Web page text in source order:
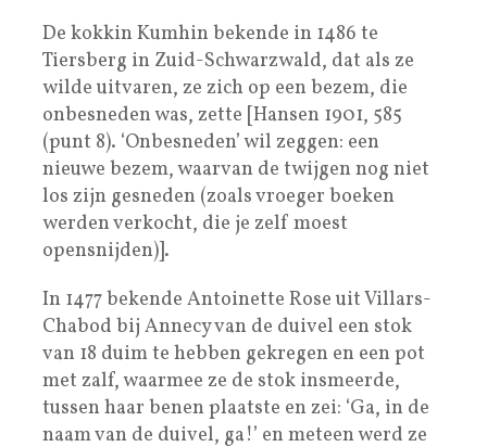
De kokkin Kumhin bekende in 1486 te
Tiersberg in Zuid-Schwarzwald, dat als ze
wilde uitvaren, ze zich op een bezem, die
onbesneden was, zette [Hansen 1901, 585
(punt 8). ‘Onbesneden’ wil zeggen: een
nieuwe bezem, waarvan de twijgen nog niet
los zijn gesneden (zoals vroeger boeken
werden verkocht, die je zelf moest
opensnijden)].
In 1477 bekende Antoinette Rose uit Villars-
Chabod bij Annecy van de duivel een stok
van 18 duim te hebben gekregen en een pot
met zalf, waarmee ze de stok insmeerde,
tussen haar benen plaatste en zei: ‘Ga, in de
naam van de duivel, ga!’ en meteen werd ze